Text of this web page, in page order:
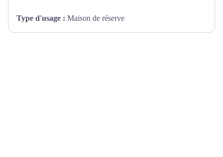
Type d'usage : Maison de réserve